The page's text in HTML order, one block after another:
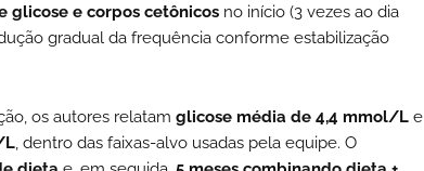
glicose e corpos cetônicos no início (3 vezes ao dia
gradual da frequência conforme estabilização
os autores relatam glicose média de 4,4 mmol/L e
L, dentro das faixas-alvo usadas pela equipe. O